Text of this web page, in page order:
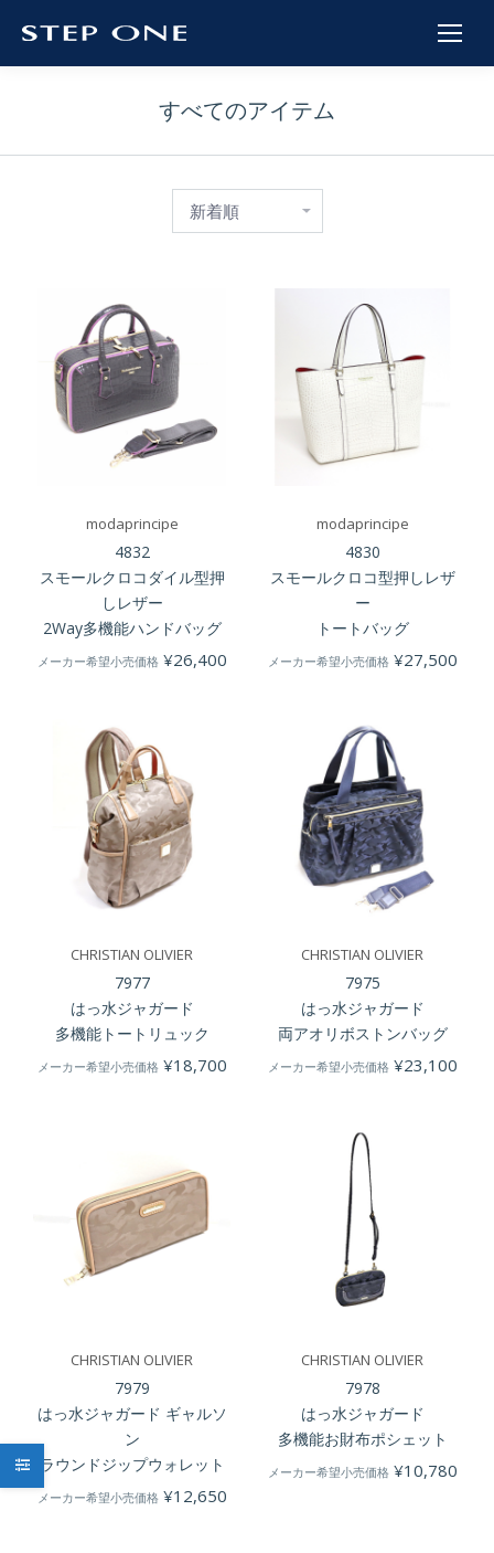
すべてのアイテム
modaprincipe
4832
スモールクロコダイル型押
しレザー
2Way多機能ハンドバッグ
メーカー希望小売価格 ¥26,400
modaprincipe
4830
スモールクロコ型押しレザ
ー
トートバッグ
メーカー希望小売価格 ¥27,500
CHRISTIAN OLIVIER
7977
はっ水ジャガード
多機能トートリュック
メーカー希望小売価格 ¥18,700
CHRISTIAN OLIVIER
7975
はっ水ジャガード
両アオリボストンバッグ
メーカー希望小売価格 ¥23,100
CHRISTIAN OLIVIER
7979
はっ水ジャガード ギャルソ
ン
ラウンドジップウォレット
メーカー希望小売価格 ¥12,650
CHRISTIAN OLIVIER
7978
はっ水ジャガード
多機能お財布ポシェット
メーカー希望小売価格 ¥10,780